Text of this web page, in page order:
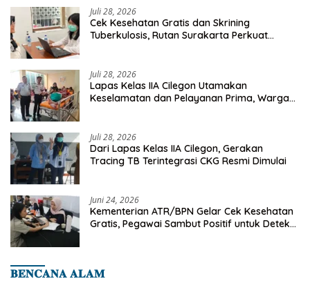
Juli 28, 2026
Cek Kesehatan Gratis dan Skrining
Tuberkulosis, Rutan Surakarta Perkuat
Juli 28, 2026
Lapas Kelas IIA Cilegon Utamakan
Keselamatan dan Pelayanan Prima, Warga
Juli 28, 2026
Dari Lapas Kelas IIA Cilegon, Gerakan
Tracing TB Terintegrasi CKG Resmi Dimulai
Juni 24, 2026
Kementerian ATR/BPN Gelar Cek Kesehatan
Gratis, Pegawai Sambut Positif untuk Deteksi
𝐁𝐄𝐍𝐂𝐀𝐍𝐀 𝐀𝐋𝐀𝐌